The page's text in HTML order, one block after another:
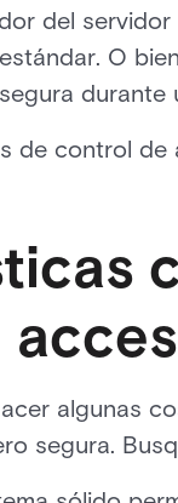
del
O
de control de
algunas
segura.